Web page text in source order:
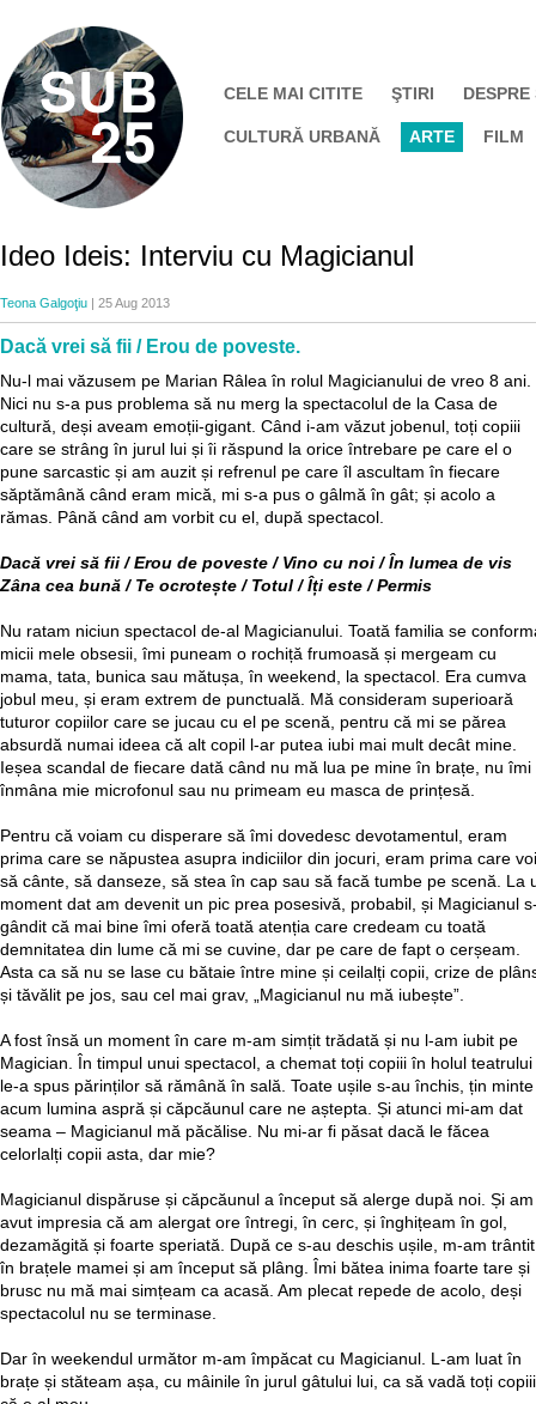
CELE MAI CITITE ŞTIRI DESPRE
CULTURĂ URBANĂ ARTE FILM
Ideo Ideis: Interviu cu Magicianul
Teona Galgoţiu | 25 Aug 2013
Dacă vrei să fii / Erou de poveste.
Nu-l mai văzusem pe Marian Râlea în rolul Magicianului de vreo 8 ani.
Nici nu s-a pus problema să nu merg la spectacolul de la Casa de
cultură, deși aveam emoții-gigant. Când i-am văzut jobenul, toți copiii
care se strâng în jurul lui și îi răspund la orice întrebare pe care el o
pune sarcastic și am auzit și refrenul pe care îl ascultam în fiecare
săptămână când eram mică, mi s-a pus o gâlmă în gât; și acolo a
rămas. Până când am vorbit cu el, după spectacol.
Dacă vrei să fii / Erou de poveste / Vino cu noi / În lumea de vis
Zâna cea bună / Te ocrotește / Totul / Îți este / Permis
Nu ratam niciun spectacol de-al Magicianului. Toată familia se
micii mele obsesii, îmi puneam o rochiță frumoasă și mergeam cu
mama, tata, bunica sau mătușa, în weekend, la spectacol. Era cumva
jobul meu, și eram extrem de punctuală. Mă consideram superioară
tuturor copiilor care se jucau cu el pe scenă, pentru că mi se părea
absurdă numai ideea că alt copil l-ar putea iubi mai mult decât mine.
Ieșea scandal de fiecare dată când nu mă lua pe mine în brațe, nu îmi
înmâna mie microfonul sau nu primeam eu masca de prințesă.
Pentru că voiam cu disperare să îmi dovedesc devotamentul, eram
prima care se năpustea asupra indiciilor din jocuri, eram prima care
să cânte, să danseze, să stea în cap sau să facă tumbe pe scenă. La
moment dat am devenit un pic prea posesivă, probabil, și Magicianul
gândit că mai bine îmi oferă toată atenția care credeam cu toată
demnitatea din lume că mi se cuvine, dar pe care de fapt o cerșeam.
Asta ca să nu se lase cu bătaie între mine și ceilalți copii, crize de
și tăvălit pe jos, sau cel mai grav, „Magicianul nu mă iubește”.
A fost însă un moment în care m-am simțit trădată și nu l-am iubit pe
Magician. În timpul unui spectacol, a chemat toți copiii în holul teatrului
le-a spus părinților să rămână în sală. Toate ușile s-au închis, țin
acum lumina aspră și căpcăunul care ne aștepta. Și atunci mi-am dat
seama – Magicianul mă păcălise. Nu mi-ar fi păsat dacă le făcea
celorlalți copii asta, dar mie?
Magicianul dispăruse și căpcăunul a început să alerge după noi. Și am
avut impresia că am alergat ore întregi, în cerc, și înghițeam în gol,
dezamăgită și foarte speriată. După ce s-au deschis ușile, m-am trântit
în brațele mamei și am început să plâng. Îmi bătea inima foarte tare și
brusc nu mă mai simțeam ca acasă. Am plecat repede de acolo, deși
spectacolul nu se terminase.
Dar în weekendul următor m-am împăcat cu Magicianul. L-am luat în
brațe și stăteam așa, cu mâinile în jurul gâtului lui, ca să vadă toți copiii